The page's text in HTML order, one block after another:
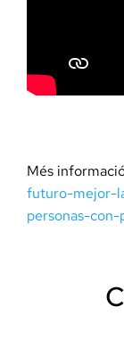
Més
futuro-mejor-
personas-